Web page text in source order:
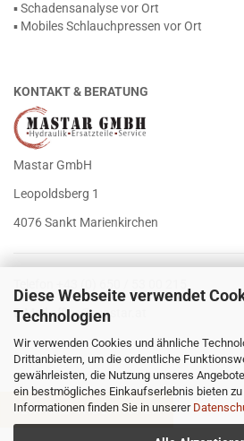
Diese Webseite verwendet
Technologien
Wir verwenden Cookies und ähnliche
Drittanbietern, um die ordentliche
gewährleisten, die Nutzung unseres
ein bestmögliches Einkaufserlebnis bieten
Informationen finden Sie in unserer
▪ Schadensanalyse vor Ort
▪ Mobiles Schlauchpressen vor Ort
KONTAKT & BERATUNG
Mastar GmbH
Leopoldsberg 1
4076 Sankt Marienkirchen
E-Mailoffice@mastar.at
VERTRAG WIDERRUFEN